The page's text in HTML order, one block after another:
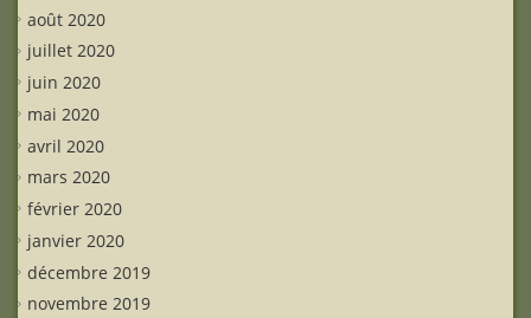
août 2020
juillet 2020
juin 2020
mai 2020
avril 2020
mars 2020
février 2020
janvier 2020
décembre 2019
novembre 2019